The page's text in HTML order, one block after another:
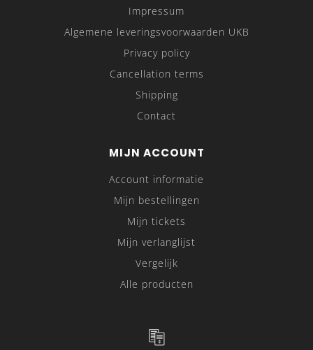
Impressum
Algemene leveringsvoorwaarden UKB
Privacy policy
Cancellation terms
Shipping
Contact
MIJN ACCOUNT
Account informatie
Mijn bestellingen
Mijn tickets
Mijn verlanglijst
Vergelijk
Alle producten